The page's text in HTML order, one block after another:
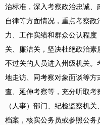
治标准，深入考察政治忠诚
自律等方面情况，重点考察
力、工作实绩和群众公认程
关、廉洁关，坚决杜绝政治
不过关的人员进入州级机关
地走访、同考察对象面谈等方
查、延伸考察等，充分听取
（人事）部门、纪检监察机
档案，核实公务员或参照公